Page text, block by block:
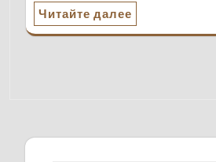
Читайте далее